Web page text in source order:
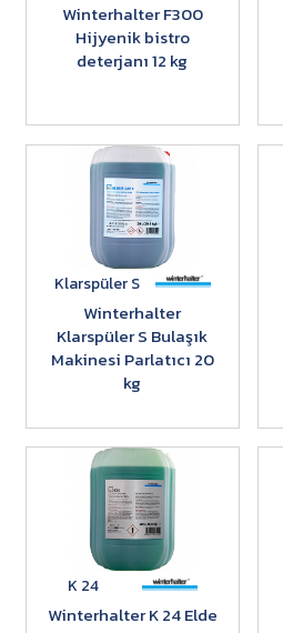
Winterhalter F300
Hijyenik bistro
deterjanı 12 kg
Klarspüler S
Winterhalter
Klarspüler S Bulaşık
Makinesi Parlatıcı 20
kg
K 24
Winterhalter K 24 Elde